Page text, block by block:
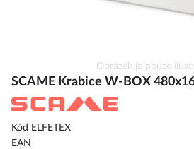
na
galerie
s
Obrázek je pouze
SCAME Krabice W-BOX
Kód ELFETEX
EAN